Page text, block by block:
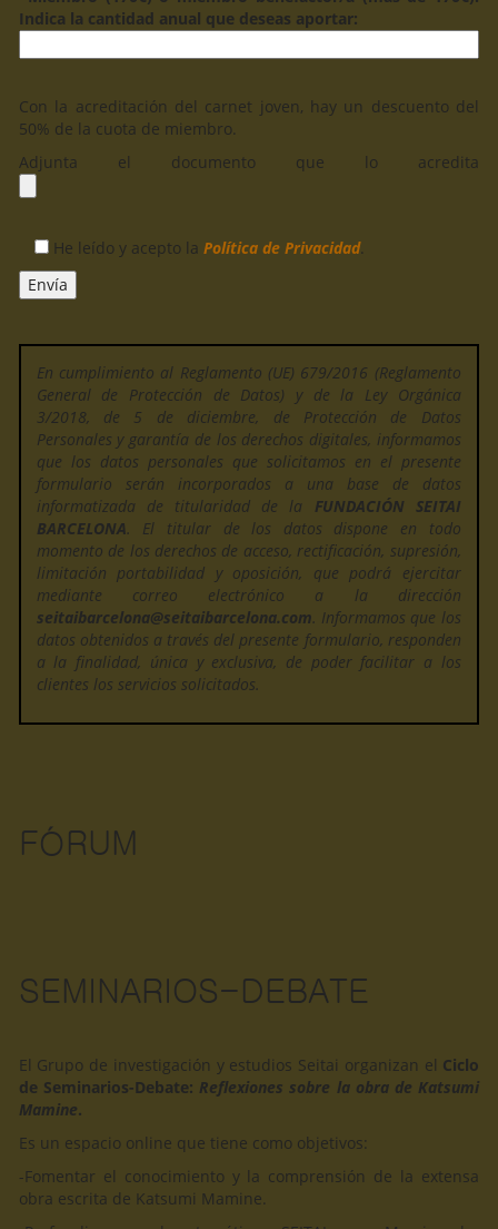
Indica la cantidad anual que deseas aportar:
Con la acreditación del carnet joven, hay un descuento del
50% de la cuota de miembro.
Adjunta el documento que lo acredita
He leído y acepto la Política de Privacidad.
En cumplimiento al Reglamento (UE) 679/2016 (Reglamento
General de Protección de Datos) y de la Ley Orgánica
3/2018, de 5 de diciembre, de Protección de Datos
Personales y garantía de los derechos digitales, informamos
que los datos personales que solicitamos en el presente
formulario serán incorporados a una base de datos
informatizada de titularidad de la FUNDACIÓN SEITAI
BARCELONA. El titular de los datos dispone en todo
momento de los derechos de acceso, rectificación, supresión,
limitación portabilidad y oposición, que podrá ejercitar
mediante correo electrónico a la dirección
seitaibarcelona@seitaibarcelona.com. Informamos que los
datos obtenidos a través del presente formulario, responden
a la finalidad, única y exclusiva, de poder facilitar a los
clientes los servicios solicitados.
FÓRUM
SEMINARIOS-DEBATE
El Grupo de investigación y estudios Seitai organizan el Ciclo
de Seminarios-Debate: Reflexiones sobre la obra de Katsumi
Mamine.
Es un espacio online que tiene como objetivos:
-Fomentar el conocimiento y la comprensión de la extensa
obra escrita de Katsumi Mamine.